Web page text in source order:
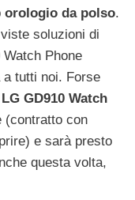
orologio da polso.
soluzioni di
Phone
tutti noi. Forse
GD910 Watch
con
e sarà presto
questa volta,